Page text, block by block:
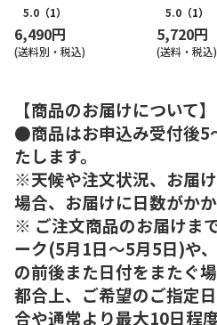
5.0 （1）
6,490円
(送料別・税込)
5.0 （1）
5,720円
(送料・税込)
【商品のお届けについて】
●商品はお申込み受付後5
たします。
※天候や注文状況、お届
場合、お届けに日数がか
※ ご注文商品のお届けま
ーク(5月1日～5月5日)や
の前後また日付をまたぐ
都合上、ご希望のご指定
合や通常より最大10日程